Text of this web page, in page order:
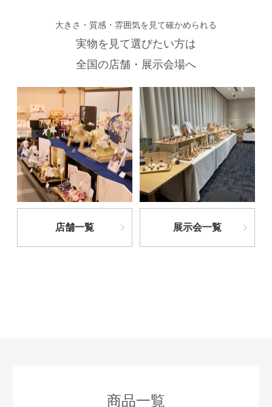
大きさ・質感・雰囲気を見て確かめられる
実物を見て選びたい方は
全国の店舗・展示会場へ
店舗一覧 展示会一覧
商品一覧